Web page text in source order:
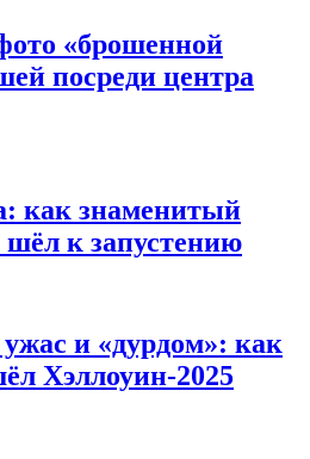
«брошенной
посреди центра
как знаменитый
к запустению
и «дурдом»: как
Хэллоуин-2025